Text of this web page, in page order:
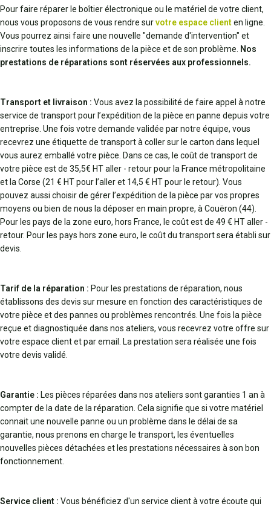
Pour faire réparer le boîtier électronique ou le matériel de votre client,
nous vous proposons de vous rendre survotre espace clienten ligne.
Vous pourrez ainsi faire une nouvelle "demande d'intervention" et
inscrire toutes les informations de la pièce et de son problème. Nos
prestations de réparations sont réservées aux professionnels.
Transport et livraison : Vous avez la possibilité de faire appel à notre
service de transport pour l’expédition de la pièce en panne depuis votre
entreprise. Une fois votre demande validée par notre équipe, vous
recevrez une étiquette de transport à coller sur le carton dans lequel
vous aurez emballé votre pièce. Dans ce cas, le coût de transport de
votre pièce est de 35,5€ HT aller - retour pour la France métropolitaine
et la Corse (21 € HT pour l’aller et 14,5 € HT pour le retour). Vous
pouvez aussi choisir de gérer l’expédition de la pièce par vos propres
moyens ou bien de nous la déposer en main propre, à Couëron (44).
Pour les pays de la zone euro, hors France, le coût est de 49 € HT aller -
retour. Pour les pays hors zone euro, le coût du transport sera établi sur
devis.
Tarif de la réparation : Pour les prestations de réparation, nous
établissons des devis sur mesure en fonction des caractéristiques de
votre pièce et des pannes ou problèmes rencontrés. Une fois la pièce
reçue et diagnostiquée dans nos ateliers, vous recevrez votre offre sur
votre espace client et par email. La prestation sera réalisée une fois
votre devis validé.
Garantie : Les pièces réparées dans nos ateliers sont garanties 1 an à
compter de la date de la réparation. Cela signifie que si votre matériel
connait une nouvelle panne ou un problème dans le délai de sa
garantie, nous prenons en charge le transport, les éventuelles
nouvelles pièces détachées et les prestations nécessaires à son bon
fonctionnement.
Service client : Vous bénéficiez d'un service client à votre écoute qui